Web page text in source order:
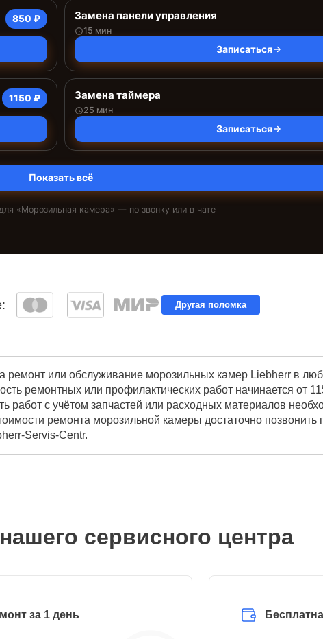
850 ₽ Замена панели управления
15 мин
Записаться
1150 ₽ Замена таймера
25 мин
Записаться
Показать всё
«Морозильная камера» — по звонку или в чате
Другая поломка
или обслуживание морозильных камер Liebherr в
ремонтных или профилактических работ начинается от
с учётом запчастей или расходных материалов
ремонта морозильной камеры достаточно позвонить
Servis-Centr.
сервисного центра
за 1 день